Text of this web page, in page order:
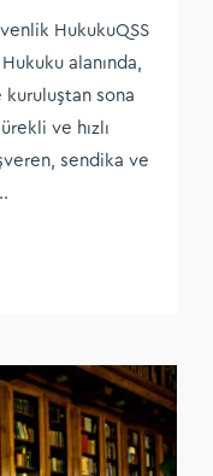
HukukuQSS
alanında,
sona
ve hızlı
sendika ve